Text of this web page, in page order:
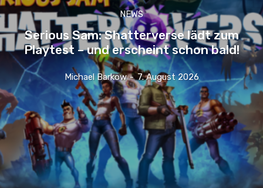
NEWS
Serious Sam: Shatterverse lädt zum
Playtest – und erscheint schon bald!
Michael Barkow - 7. August 2026